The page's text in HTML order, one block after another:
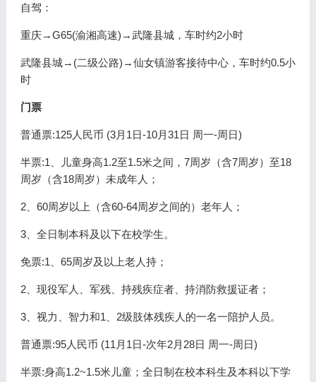
自驾：
重庆→G65(渝湘高速)→武隆县城，车时约2小时
武隆县城→(二级公路)→仙女镇游客接待中心，车时约0.5小
时
门票
普通票:125人民币 (3月1日-10月31日 周一-周日)
半票:1、儿童身高1.2至1.5米之间，7周岁（含7周岁）至18
周岁（含18周岁）未成年人；
2、60周岁以上（含60-64周岁之间的）老年人；
3、全日制本科及以下在校学生。
免票:1、65周岁及以上老人持；
2、现役军人、军残、持残疾症者、持消防救援证者；
3、视力、智力和1、2级肢体残疾人的一名一陪护人员。
普通票:95人民币 (11月1日-次年2月28日 周一-周日)
半票:身高1.2~1.5米儿童；全日制在校本科生及本科以下学